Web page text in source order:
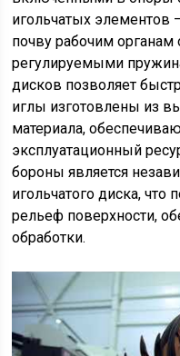
игольчатых
почву рабочим органам
регулируемыми
дисков позволяет
иглы изготовлены из
материала,
эксплуатационный
бороны является
игольчатого диска, что
рельеф поверхности,
обработки.